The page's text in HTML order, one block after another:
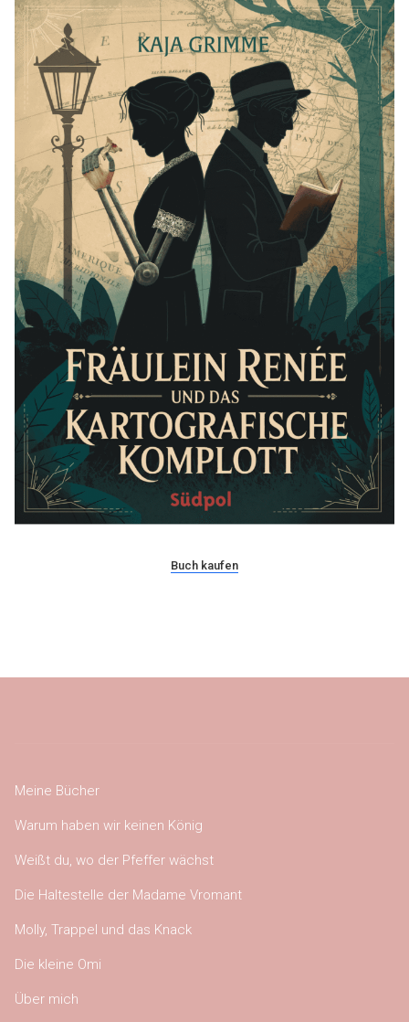
Buch kaufen
Meine Bücher
Warum haben wir keinen König
Weißt du, wo der Pfeffer wächst
Die Haltestelle der Madame Vromant
Molly, Trappel und das Knack
Die kleine Omi
Über mich